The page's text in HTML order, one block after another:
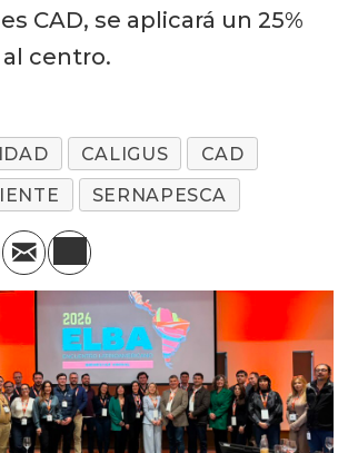
CAD, se aplicará un 25%
centro.
CALIGUS
CAD
SERNAPESCA